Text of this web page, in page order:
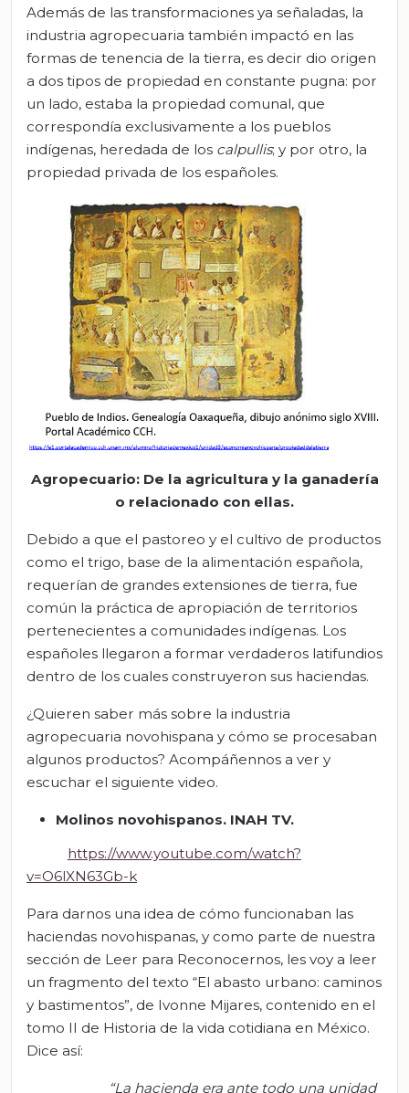
Además de las transformaciones ya señaladas, la
industria agropecuaria también impactó en las
formas de tenencia de la tierra, es decir dio origen
a dos tipos de propiedad en constante pugna: por
un lado, estaba la propiedad comunal, que
correspondía exclusivamente a los pueblos
indígenas, heredada de los calpullis; y por otro, la
propiedad privada de los españoles.
Agropecuario: De la agricultura y la ganadería
o relacionado con ellas.
Debido a que el pastoreo y el cultivo de productos
como el trigo, base de la alimentación española,
requerían de grandes extensiones de tierra, fue
común la práctica de apropiación de territorios
pertenecientes a comunidades indígenas. Los
españoles llegaron a formar verdaderos latifundios
dentro de los cuales construyeron sus haciendas.
¿Quieren saber más sobre la industria
agropecuaria novohispana y cómo se procesaban
algunos productos? Acompáñennos a ver y
escuchar el siguiente video.
Molinos novohispanos. INAH TV.
https://www.youtube.com/watch?
v=O6lXN63Gb-k
Para darnos una idea de cómo funcionaban las
haciendas novohispanas, y como parte de nuestra
sección de Leer para Reconocernos, les voy a leer
un fragmento del texto “El abasto urbano: caminos
y bastimentos”, de Ivonne Mijares, contenido en el
tomo II de Historia de la vida cotidiana en México.
Dice así:
“La hacienda era ante todo una unidad